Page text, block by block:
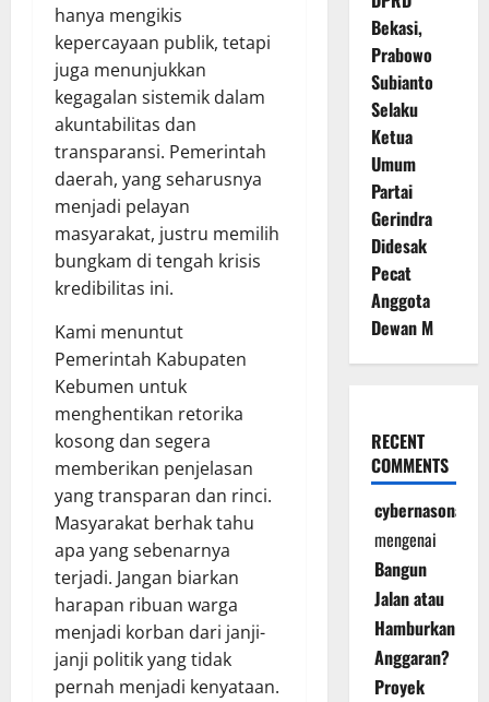
hanya mengikis
kepercayaan publik, tetapi
juga menunjukkan
kegagalan sistemik dalam
akuntabilitas dan
transparansi. Pemerintah
daerah, yang seharusnya
menjadi pelayan
masyarakat, justru memilih
bungkam di tengah krisis
kredibilitas ini.
Kami menuntut
Pemerintah Kabupaten
Kebumen untuk
menghentikan retorika
kosong dan segera
memberikan penjelasan
yang transparan dan rinci.
Masyarakat berhak tahu
apa yang sebenarnya
terjadi. Jangan biarkan
harapan ribuan warga
menjadi korban dari janji-
janji politik yang tidak
pernah menjadi kenyataan.
Bekasi,
Prabowo
Subianto
Selaku
Ketua
Umum
Partai
Gerindra
Didesak
Pecat
Anggota
Dewan M
RECENT
COMMENTS
cybernasonal
mengenai
Bangun
Jalan atau
Hamburkan
Anggaran?
Proyek